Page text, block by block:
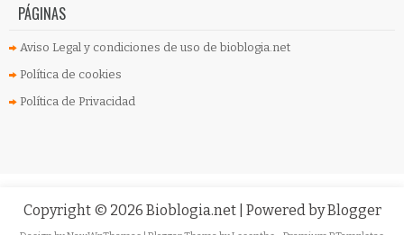
PÁGINAS
Aviso Legal y condiciones de uso de bioblogia.net
Política de cookies
Política de Privacidad
Copyright © 2026 Bioblogia.net | Powered byBlogger